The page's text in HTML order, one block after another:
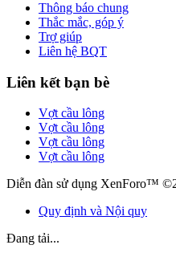
Thông báo chung
Thắc mắc, góp ý
Trợ giúp
Liên hệ BQT
Liên kết bạn bè
Vợt cầu lông
Vợt cầu lông
Vợt cầu lông
Vợt cầu lông
Diễn đàn sử dụng XenForo™
Quy định và Nội quy
Đang tải...